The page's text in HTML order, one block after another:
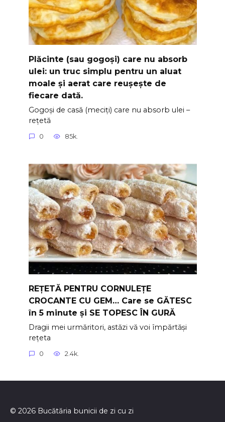
Plăcinte (sau gogoși) care nu absorb
ulei: un truc simplu pentru un aluat
moale și aerat care reușește de
fiecare dată.
Gogoși de casă (meciți) care nu absorb ulei –
rețetă
0 85k.
REȚETĂ PENTRU CORNULEȚE
CROCANTE CU GEM… Care se GĂTESC
în 5 minute și SE TOPESC ÎN GURĂ
Dragii mei urmăritori, astăzi vă voi împărtăși
rețeta
0 2.4k.
© 2026 Bucătăria bunicii de zi cu zi